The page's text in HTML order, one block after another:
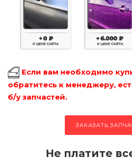
Если вам необходимо
обратитесь к менеджеру,
б/у запчастей.
ЗАКАЗАТЬ
Не платите